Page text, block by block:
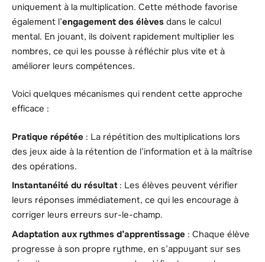
uniquement à la multiplication. Cette méthode favorise
également l’engagement des élèves dans le calcul
mental. En jouant, ils doivent rapidement multiplier les
nombres, ce qui les pousse à réfléchir plus vite et à
améliorer leurs compétences.
Voici quelques mécanismes qui rendent cette approche
efficace :
Pratique répétée : La répétition des multiplications lors
des jeux aide à la rétention de l’information et à la maîtrise
des opérations.
Instantanéité du résultat: Les élèves peuvent vérifier
leurs réponses immédiatement, ce qui les encourage à
corriger leurs erreurs sur-le-champ.
Adaptation aux rythmes d’apprentissage : Chaque élève
progresse à son propre rythme, en s’appuyant sur ses